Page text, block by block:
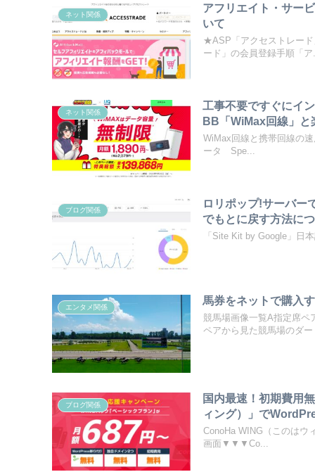
ネット関係
アフリエイト・サー
いて
★ASP「アクセストレード
ード」の会員登録手順「ア
ネット関係
工事不要ですぐにイ
BB「WiMax回線」
WiMax回線と携帯回線の
ータ Spe...
ブログ関係
ロリポップ!サーバー
でもとに戻す方法に
「Site Kit by Google」日
エンタメ関係
馬券をネットで購入
競馬場画像一覧A指定席ペ
ペアから見た競馬場のダ
ブログ関係
国内最速！初期費用
ィング）」で
ConoHa WING（このはウ
画面▼▼▼Co...